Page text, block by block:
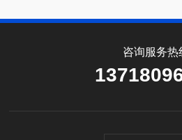
咨询服务热